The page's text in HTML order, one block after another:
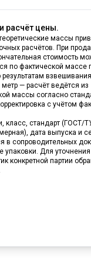
расчёт цены.
массы
расчётов. При
стоимость
по фактической массе
результатам
метр — расчёт ведётся из
массы согласно
с учётом
класс, стандарт (ГОСТ/
дата выпуска и
в сопроводительных
упаковки. Для уточнения
конкретной партии